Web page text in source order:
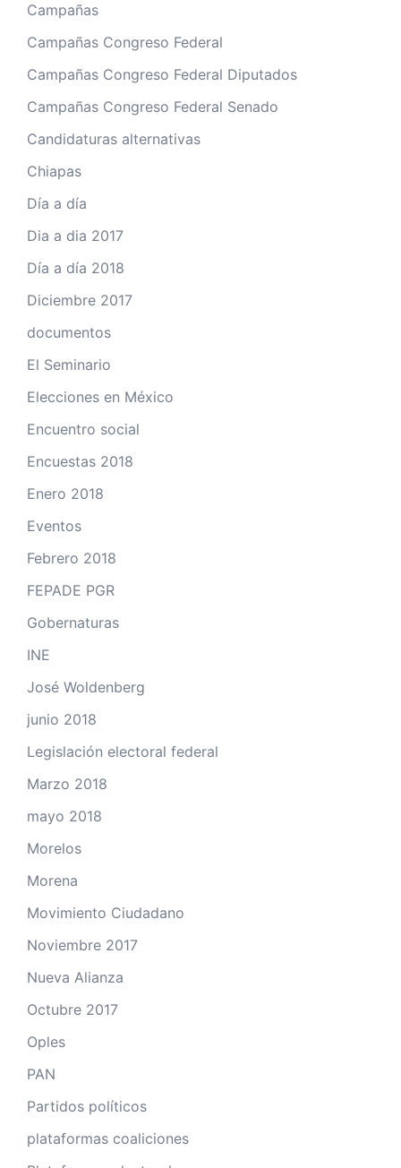
Campañas
Campañas Congreso Federal
Campañas Congreso Federal Diputados
Campañas Congreso Federal Senado
Candidaturas alternativas
Chiapas
Día a día
Dia a dia 2017
Día a día 2018
Diciembre 2017
documentos
El Seminario
Elecciones en México
Encuentro social
Encuestas 2018
Enero 2018
Eventos
Febrero 2018
FEPADE PGR
Gobernaturas
INE
José Woldenberg
junio 2018
Legislación electoral federal
Marzo 2018
mayo 2018
Morelos
Morena
Movimiento Ciudadano
Noviembre 2017
Nueva Alianza
Octubre 2017
Oples
PAN
Partidos políticos
plataformas coaliciones